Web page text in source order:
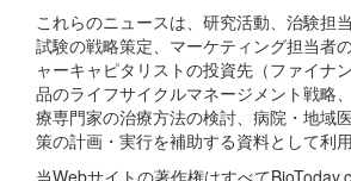
これらのニュースは、研究活動、治験担
試験の戦略策定、マーケティング担当者
ャーキャピタリストの投資先（ファイナ
品のライフサイクルマネージメント戦略
療専門家の治療方法の検討、病院・地域
策の計画・実行を補助する資料として利用